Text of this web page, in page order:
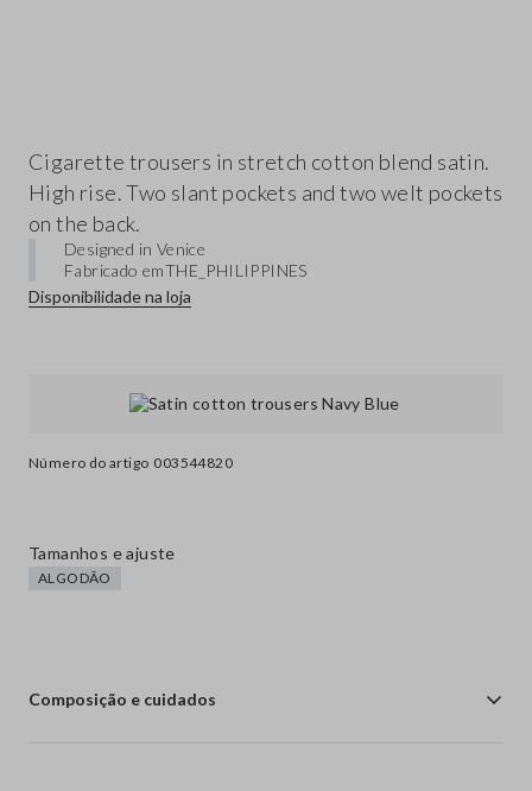
Número do artigo 003544820
Cigarette trousers in stretch cotton blend satin.
High rise. Two slant pockets and two welt pockets
on the back.
Designed in Venice
Fabricado emTHE_PHILIPPINES
Disponibilidade na loja
Tamanhos e ajuste
ALGODÃO
Composição e cuidados